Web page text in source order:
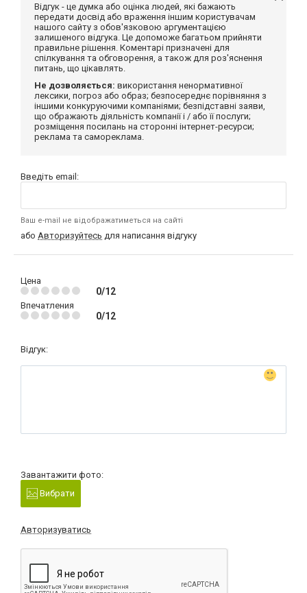
Відгук - це думка або оцінка людей, які бажають
передати досвід або враження іншим користувачам
нашого сайту з обов'язковою аргументацією
залишеного відгука. Це допоможе багатьом прийняти
правильне рішення. Коментарі призначені для
спілкування та обговорення, а також для роз'яснення
питань, що цікавлять.
Не дозволяється: використання ненормативної
лексики, погроз або образ; безпосереднє порівняння з
іншими конкуруючими компаніями; безпідставні заяви,
що ображають діяльність компанії і / або її послуги;
розміщення посилань на сторонні інтернет-ресурси;
реклама та самореклама.
Введіть email:
Ваш e-mail не відображатиметься на сайті
або Авторизуйтесь для написання відгуку
Цена
0/12
Впечатления
0/12
Відгук:
Завантажити фото:
Вибрати
Авторизуватись